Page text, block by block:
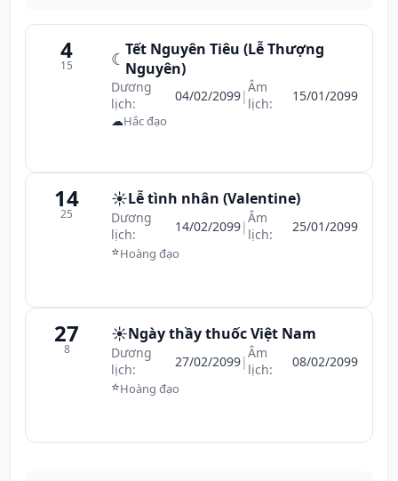
4
15 ☾ Tết Nguyên Tiêu (Lễ Thượng
Nguyên)
Dương
lịch:
04/02/2099|Âm
lịch:
15/01/2099
☁Hắc đạo
14
25
☀️Lễ tình nhân (Valentine)
Dương
lịch:
14/02/2099|Âm
lịch:
25/01/2099
⭐Hoàng đạo
27
8
☀️Ngày thầy thuốc Việt Nam
Dương
lịch:
27/02/2099|Âm
lịch:
08/02/2099
⭐Hoàng đạo